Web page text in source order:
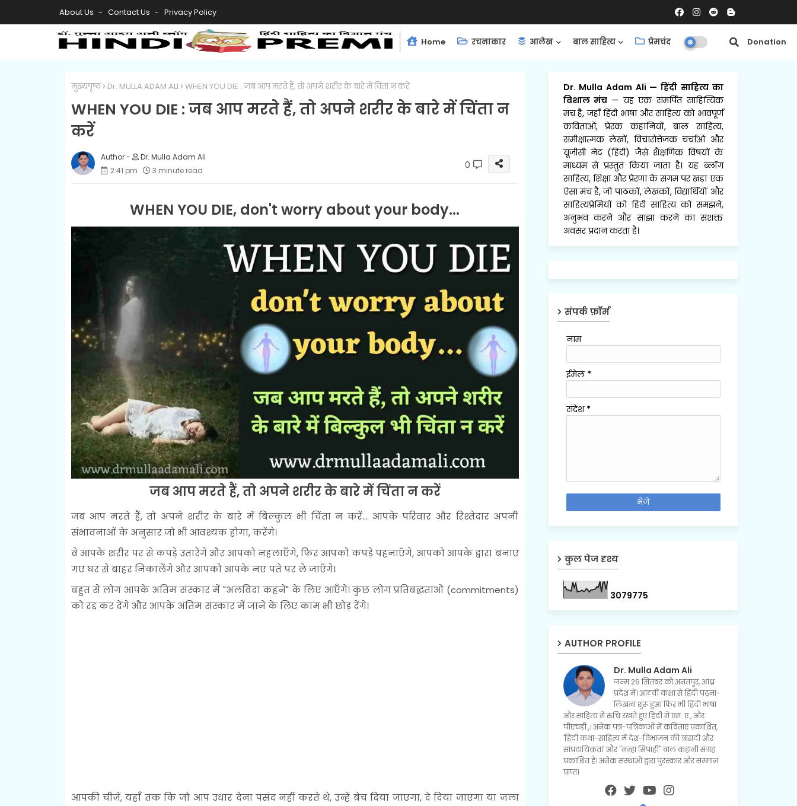
About Us Contact Us Privacy Policy
Home रचनाकार आलेख बाल साहित्य प्रेमचंद समीक्षाएँ Donation
मुख्यपृष्ठ Dr. MULLA ADAM ALI WHEN YOU DIE : जब आप मरते हैं, तो अपने शरीर के बारे में चिंता न करें
WHEN YOU DIE : जब आप मरते हैं, तो अपने शरीर के बारे में चिंता न
करें
Dr. Mulla Adam Ali
2:41 pm
3 minute read 0
WHEN YOU DIE, don't worry about your body...
जब आप मरते हैं, तो अपने शरीर के बारे में चिंता न करें
जब आप मरते हैं, तो अपने शरीर के बारे में बिल्कुल भी चिंता न करें... आपके परिवार और रिश्तेदार अपनी
संभावनाओं के अनुसार जो भी आवश्यक होगा, करेंगे।
वे आपके शरीर पर से कपड़े उतारेंगे और आपको नहलाएँगे, फिर आपको कपड़े पहनाएँगे, आपको आपके द्वारा बनाए
गए घर से बाहर निकालेंगे और आपको आपके नए पते पर ले जाएँगे।
बहुत से लोग आपके अंतिम संस्कार में "अलविदा कहने" के लिए आएँगे। कुछ लोग प्रतिबद्धताओं (commitments)
को रद्द कर देंगे और आपके अंतिम संस्कार में जाने के लिए काम भी छोड़ देंगे।
आपकी चीज़ें, यहाँ तक कि जो आप उधार देना पसंद नहीं करते थे, उन्हें बेच दिया जाएगा, दे दिया जाएगा या जला
Dr. Mulla Adam Ali —हिंदी साहित्य का
विशाल मंच — यह एक समर्पित साहित्यिक
मंच है, जहाँ हिंदी भाषा और साहित्य को भावपूर्ण
कविताओं, प्रेरक कहानियों, बाल साहित्य,
समीक्षात्मक लेखों, विचारोत्तेजक चर्चाओं और
यूजीसी नेट (हिंदी) जैसे शैक्षणिक विषयों के
माध्यम से प्रस्तुत किया जाता है। यह ब्लॉग
साहित्य, शिक्षा और प्रेरणा के संगम पर खड़ा एक
ऐसा मंच है, जो पाठकों, लेखकों, विद्यार्थियों और
साहित्यप्रेमियों को हिंदी साहित्य को समझने,
अनुभव करने और साझा करने का सशक्त
अवसर प्रदान करता है।
संपर्क फ़ॉर्म
नाम
ईमेल *
संदेश *
कुल पेज दृश्य
3079775
AUTHOR PROFILE
Dr. Mulla Adam Ali
जन्म 26 सितंबर को अनंतपुर, आंध्र
प्रदेश में। आठवीं कक्षा से हिंदी पढ़ना-
लिखना शुरू हुआ फिर भी हिंदी भाषा
और साहित्य में रुचि रखते हुए हिंदी में एम. ए., और
पीएचडी.,। अनेक पत्र-पत्रिकाओं में कविताएं प्रकाशित,
'हिंदी कथा-साहित्य में देश-विभाजन की त्रासदी और
सांप्रदायिकता' और "नन्हा सिपाही" बाल कहानी संग्रह
प्रकाशित है। अनेक संस्थाओं द्वारा पुरस्कार और सम्मान
प्राप्त।